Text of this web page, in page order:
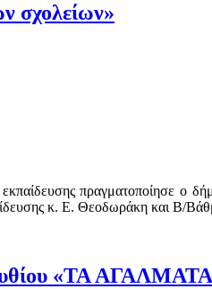
σχολείων»
πραγματοποίησε ο
κ. Ε. Θεοδωράκη και Β/
Πυθίου «ΤΑ